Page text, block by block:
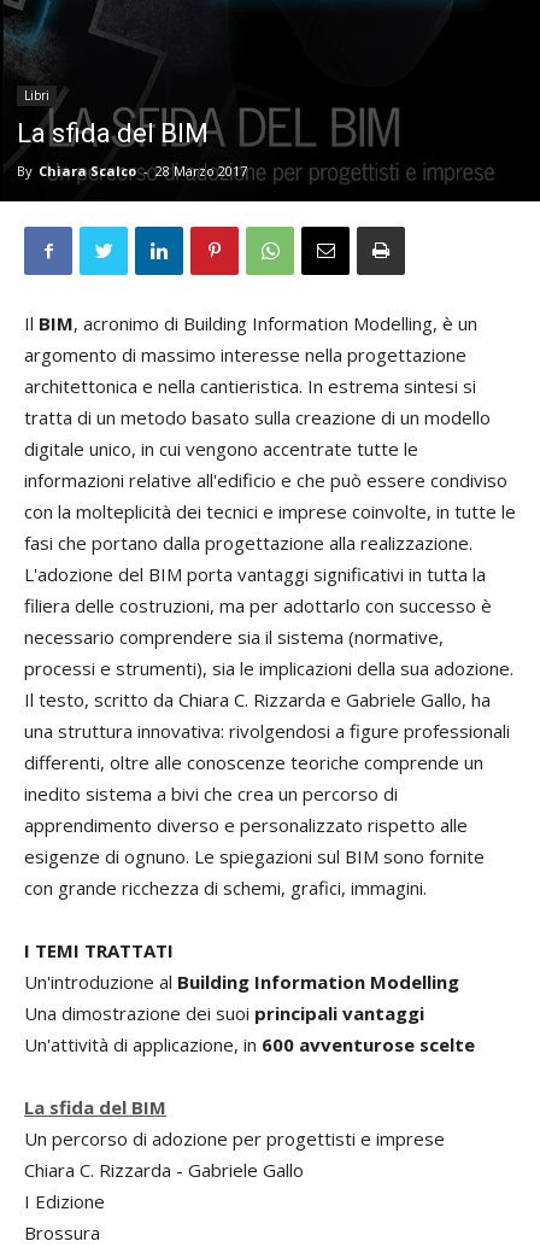
Libri
La sfida del BIM
By Chiara Scalco - 28 Marzo 2017
Il BIM, acronimo di Building Information Modelling, è un
argomento di massimo interesse nella progettazione
architettonica e nella cantieristica. In estrema sintesi si
tratta di un metodo basato sulla creazione di un modello
digitale unico, in cui vengono accentrate tutte le
informazioni relative all'edificio e che può essere condiviso
con la molteplicità dei tecnici e imprese coinvolte, in tutte le
fasi che portano dalla progettazione alla realizzazione.
L'adozione del BIM porta vantaggi significativi in tutta la
filiera delle costruzioni, ma per adottarlo con successo è
necessario comprendere sia il sistema (normative,
processi e strumenti), sia le implicazioni della sua adozione.
Il testo, scritto da Chiara C. Rizzarda e Gabriele Gallo, ha
una struttura innovativa: rivolgendosi a figure professionali
differenti, oltre alle conoscenze teoriche comprende un
inedito sistema a bivi che crea un percorso di
apprendimento diverso e personalizzato rispetto alle
esigenze di ognuno. Le spiegazioni sul BIM sono fornite
con grande ricchezza di schemi, grafici, immagini.
I TEMI TRATTATI
Un'introduzione al Building Information Modelling
Una dimostrazione dei suoi principali vantaggi
Un'attività di applicazione, in 600 avventurose scelte
La sfida del BIM
Un percorso di adozione per progettisti e imprese
Chiara C. Rizzarda - Gabriele Gallo
I Edizione
Brossura